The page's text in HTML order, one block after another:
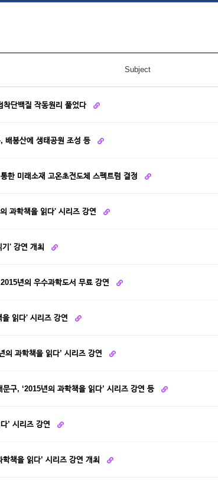
Subject
단백질 작동원리 풀었다
배봉산에 생태공원 조성 등
한 미래소재 고온초전도체 스펙트럼 결정
과학책을 읽다' 시리즈 강연
' 강연 개최
년의 우수과학도서 무료 강연
읽다' 시리즈 강연
의 과학책을 읽다’ 시리즈 강연
구, ‘2015년의 과학책을 읽다’ 시리즈 강연 등
’ 시리즈 강연
책을 읽다’ 시리즈 강연 개최